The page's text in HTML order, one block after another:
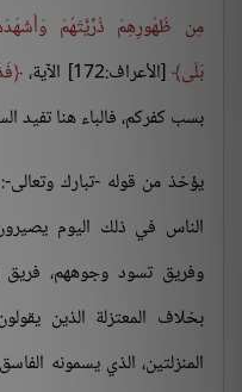
مِن ظُهُورِهِمْ ذُرِّيَّتَهُمْ
بَلَى [الأعراف:172] الآية،
بسب كفركم، فالباء هنا تفيد
يؤخذ من قوله -تبارك
الناس في ذلك اليوم
وفريق تسود وجوههم،
بخلاف المعتزلة الذين
المنزلتين، الذي يسمونه